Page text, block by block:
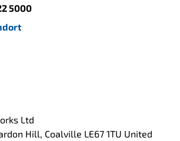
5000
Ltd
Hill, Coalville LE67 1TU United